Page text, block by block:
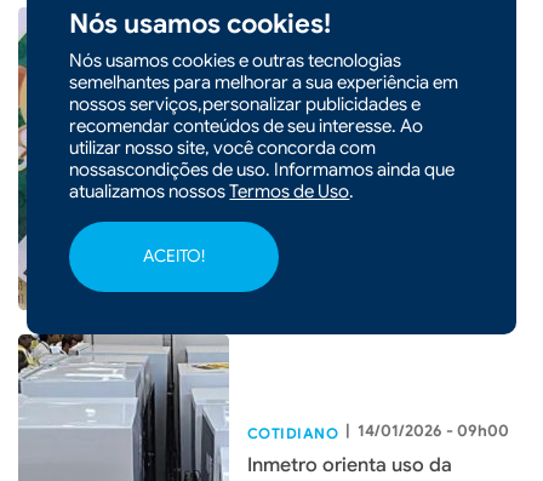
Nós usamos cookies!
Nós usamos cookies e outras tecnologias
semelhantes para melhorar a sua experiência em
nossos serviços,personalizar publicidades e
recomendar conteúdos de seu interesse. Ao
utilizar nosso site, você concorda com
nossascondições de uso. Informamos ainda que
atualizamos nossosTermos de Uso.
ACEITO!
COTIDIANO | 24/01/2026 - 09h19
Prêmio de R$ 63 milhões da
Mega-Sena será sorteado
neste sábado
COTIDIANO | 14/01/2026 - 09h00
Inmetro orienta uso da